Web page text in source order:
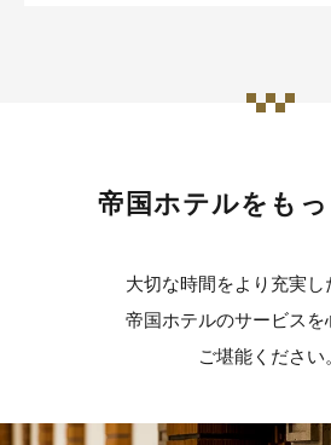
帝国ホテルをも
大切な時間をより充実し
帝国ホテルのサービスを
ご堪能ください